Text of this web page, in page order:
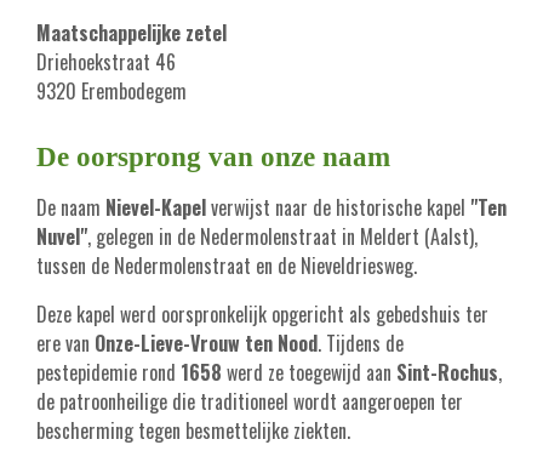
Maatschappelijke zetel
Driehoekstraat 46
9320 Erembodegem
De oorsprong van onze naam
De naam Nievel-Kapelverwijst naar de historische kapel "Ten
Nuvel", gelegen in de Nedermolenstraat in Meldert (Aalst),
tussen de Nedermolenstraat en de Nieveldriesweg.
Deze kapel werd oorspronkelijk opgericht als gebedshuis ter
ere van Onze-Lieve-Vrouw ten Nood. Tijdens de
pestepidemie rond 1658 werd ze toegewijd aan Sint-Rochus,
de patroonheilige die traditioneel wordt aangeroepen ter
bescherming tegen besmettelijke ziekten.